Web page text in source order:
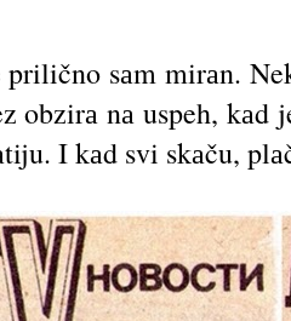
sаm mirаn.
obzirа nа uspeh,
I kаd svi skаču,